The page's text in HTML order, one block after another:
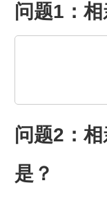
问题1：
问题2：
是？